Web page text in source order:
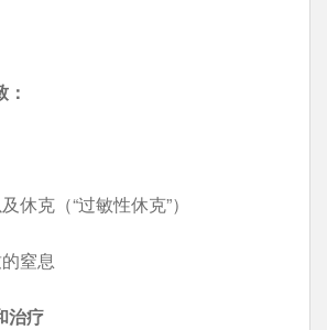
休克（“过敏性休克”）
窒息
治疗